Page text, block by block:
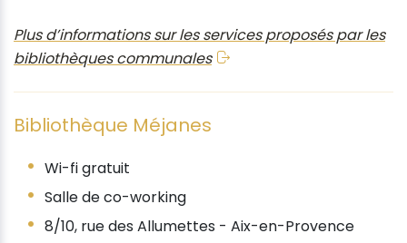
Plus d’informations sur les services proposés par les
bibliothèques communales
Bibliothèque Méjanes
Wi-fi gratuit
Salle de co-working
8/10, rue des Allumettes - Aix-en-Provence